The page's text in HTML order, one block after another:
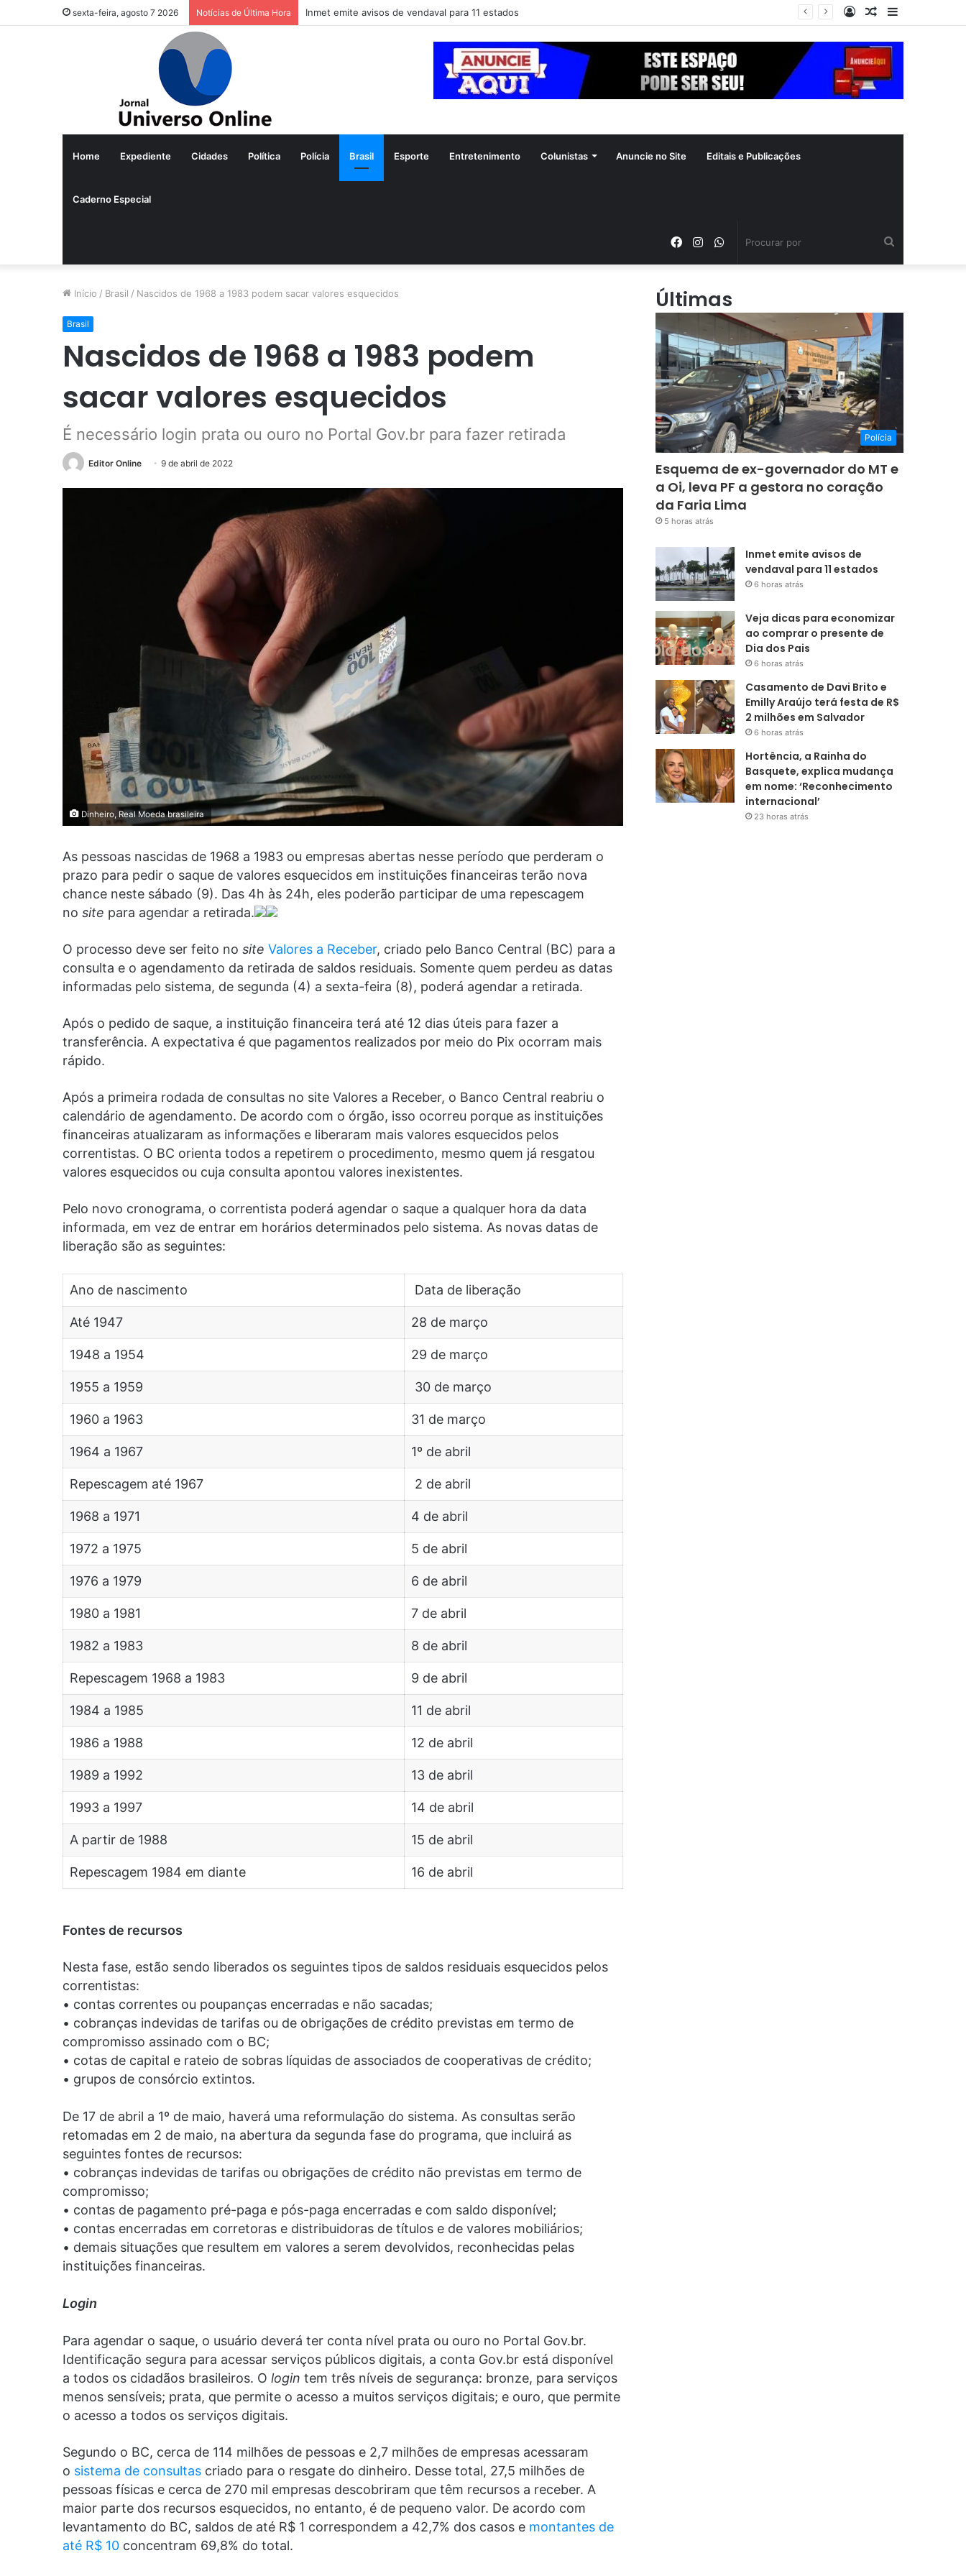
sexta-feira, agosto 7 2026 Notícias de Última Hora Inmet emite avisos de vendaval para 11 estados
Barra
Artigo
Entrar
Home Expediente Cidades Política Polícia Brasil Esporte Entretenimento Colunistas Anuncie no Site Editais e Publicações
Caderno Especial
WhatsApp
Instagram
Facebook
Início / Brasil / Nascidos de 1968 a 1983 podem sacar valores esquecidos
Brasil
Nascidos de 1968 a 1983 podem
sacar valores esquecidos
É necessário login prata ou ouro no Portal Gov.br para fazer retirada
Editor Online 9 de abril de 2022
Dinheiro, Real Moeda brasileira
As pessoas nascidas de 1968 a 1983 ou empresas abertas nesse período que perderam o
prazo para pedir o saque de valores esquecidos em instituições financeiras terão nova
chance neste sábado (9). Das 4h às 24h, eles poderão participar de uma repescagem
no site para agendar a retirada.
O processo deve ser feito no site Valores a Receber, criado pelo Banco Central (BC) para a
consulta e o agendamento da retirada de saldos residuais. Somente quem perdeu as datas
informadas pelo sistema, de segunda (4) a sexta-feira (8), poderá agendar a retirada.
Após o pedido de saque, a instituição financeira terá até 12 dias úteis para fazer a
transferência. A expectativa é que pagamentos realizados por meio do Pix ocorram mais
rápido.
Após a primeira rodada de consultas no site Valores a Receber, o Banco Central reabriu o
calendário de agendamento. De acordo com o órgão, isso ocorreu porque as instituições
financeiras atualizaram as informações e liberaram mais valores esquecidos pelos
correntistas. O BC orienta todos a repetirem o procedimento, mesmo quem já resgatou
valores esquecidos ou cuja consulta apontou valores inexistentes.
Pelo novo cronograma, o correntista poderá agendar o saque a qualquer hora da data
informada, em vez de entrar em horários determinados pelo sistema. As novas datas de
liberação são as seguintes:
Ano de nascimento Data de liberação
Até 1947 28 de março
1948 a 1954 29 de março
1955 a 1959 30 de março
1960 a 1963 31 de março
1964 a 1967 1º de abril
Repescagem até 1967 2 de abril
1968 a 1971 4 de abril
1972 a 1975 5 de abril
1976 a 1979 6 de abril
1980 a 1981 7 de abril
1982 a 1983 8 de abril
Repescagem 1968 a 1983 9 de abril
1984 a 1985 11 de abril
1986 a 1988 12 de abril
1989 a 1992 13 de abril
1993 a 1997 14 de abril
A partir de 1988 15 de abril
Repescagem 1984 em diante 16 de abril
Fontes de recursos
Nesta fase, estão sendo liberados os seguintes tipos de saldos residuais esquecidos pelos
correntistas:
• contas correntes ou poupanças encerradas e não sacadas;
• cobranças indevidas de tarifas ou de obrigações de crédito previstas em termo de
compromisso assinado com o BC;
• cotas de capital e rateio de sobras líquidas de associados de cooperativas de crédito;
• grupos de consórcio extintos.
De 17 de abril a 1º de maio, haverá uma reformulação do sistema. As consultas serão
retomadas em 2 de maio, na abertura da segunda fase do programa, que incluirá as
seguintes fontes de recursos:
• cobranças indevidas de tarifas ou obrigações de crédito não previstas em termo de
compromisso;
• contas de pagamento pré-paga e pós-paga encerradas e com saldo disponível;
• contas encerradas em corretoras e distribuidoras de títulos e de valores mobiliários;
• demais situações que resultem em valores a serem devolvidos, reconhecidas pelas
instituições financeiras.
Login
Para agendar o saque, o usuário deverá ter conta nível prata ou ouro no Portal Gov.br.
Identificação segura para acessar serviços públicos digitais, a conta Gov.br está disponível
a todos os cidadãos brasileiros. O login tem três níveis de segurança: bronze, para serviços
menos sensíveis; prata, que permite o acesso a muitos serviços digitais; e ouro, que permite
o acesso a todos os serviços digitais.
Segundo o BC, cerca de 114 milhões de pessoas e 2,7 milhões de empresas acessaram
o sistema de consultas criado para o resgate do dinheiro. Desse total, 27,5 milhões de
pessoas físicas e cerca de 270 mil empresas descobriram que têm recursos a receber. A
maior parte dos recursos esquecidos, no entanto, é de pequeno valor. De acordo com
levantamento do BC, saldos de até R$ 1 correspondem a 42,7% dos casos e montantes de
até R$ 10 concentram 69,8% do total.
Últimas
Polícia
Esquema de ex-governador do MT e
a Oi, leva PF a gestora no coração
da Faria Lima
5 horas atrás
Inmet emite avisos de
vendaval para 11 estados
6 horas atrás
Veja dicas para economizar
ao comprar o presente de
Dia dos Pais
6 horas atrás
Casamento de Davi Brito e
Emilly Araújo terá festa de R$
2 milhões em Salvador
6 horas atrás
Hortência, a Rainha do
Basquete, explica mudança
em nome: ‘Reconhecimento
internacional’
23 horas atrás